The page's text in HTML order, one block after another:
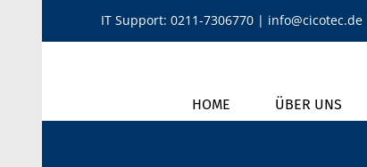
IT Support: 0211-7306770| info@cicotec.de
HOME ÜBER UNS